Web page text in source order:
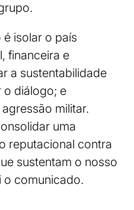
isolar o país
financeira e
a sustentabilidade
o diálogo; e
militar.
uma
reputacional contra
sustentam o nosso
o comunicado.